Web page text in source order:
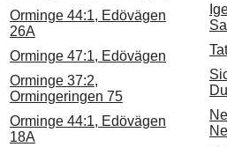
Orminge 44:1, Edövägen
26A
Orminge 47:1, Edövägen
Orminge 37:2,
Ormingeringen 75
Orminge 44:1, Edövägen
18A